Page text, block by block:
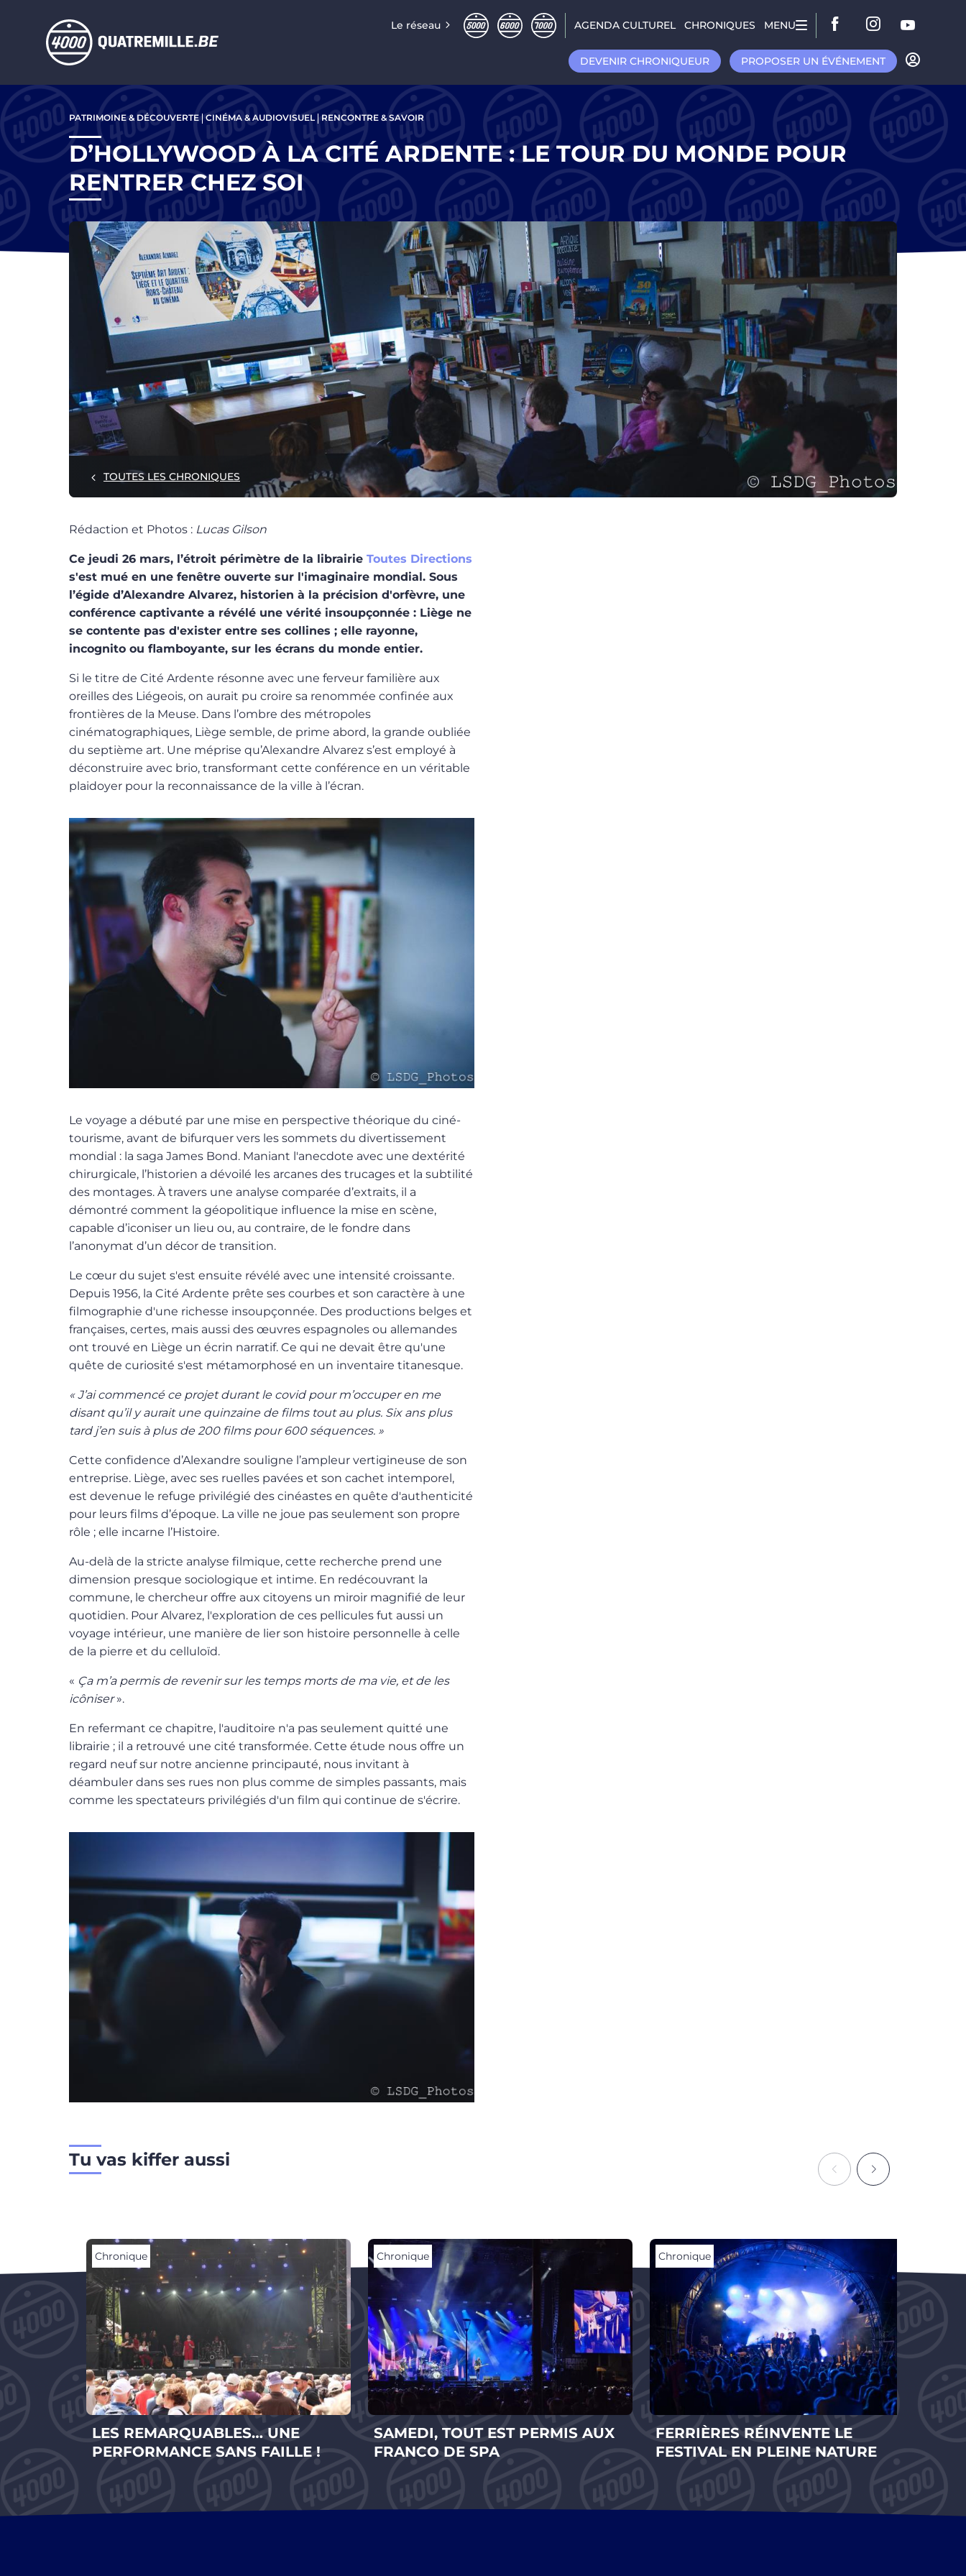
Le réseau AGENDA CULTUREL CHRONIQUES MENU
DEVENIR CHRONIQUEUR PROPOSER UN ÉVÉNEMENT
Aller
au
contenu
principal
PATRIMOINE & DÉCOUVERTE CINÉMA & AUDIOVISUEL RENCONTRE & SAVOIR
D’HOLLYWOOD À LA CITÉ ARDENTE : LE TOUR DU MONDE POUR
RENTRER CHEZ SOI
TOUTES LES CHRONIQUES
Rédaction et Photos : Lucas Gilson
Ce jeudi 26 mars, l’étroit périmètre de la librairie Toutes Directions
s'est mué en une fenêtre ouverte sur l'imaginaire mondial. Sous
l’égide d’Alexandre Alvarez, historien à la précision d'orfèvre, une
conférence captivante a révélé une vérité insoupçonnée : Liège ne
se contente pas d'exister entre ses collines ; elle rayonne,
incognito ou flamboyante, sur les écrans du monde entier.
Si le titre de Cité Ardente résonne avec une ferveur familière aux
oreilles des Liégeois, on aurait pu croire sa renommée confinée aux
frontières de la Meuse. Dans l’ombre des métropoles
cinématographiques, Liège semble, de prime abord, la grande oubliée
du septième art. Une méprise qu’Alexandre Alvarez s’est employé à
déconstruire avec brio, transformant cette conférence en un véritable
plaidoyer pour la reconnaissance de la ville à l’écran.
Le voyage a débuté par une mise en perspective théorique du ciné-
tourisme, avant de bifurquer vers les sommets du divertissement
mondial : la saga James Bond. Maniant l'anecdote avec une dextérité
chirurgicale, l’historien a dévoilé les arcanes des trucages et la subtilité
des montages. À travers une analyse comparée d’extraits, il a
démontré comment la géopolitique influence la mise en scène,
capable d’iconiser un lieu ou, au contraire, de le fondre dans
l’anonymat d’un décor de transition.
Le cœur du sujet s'est ensuite révélé avec une intensité croissante.
Depuis 1956, la Cité Ardente prête ses courbes et son caractère à une
filmographie d'une richesse insoupçonnée. Des productions belges et
françaises, certes, mais aussi des œuvres espagnoles ou allemandes
ont trouvé en Liège un écrin narratif. Ce qui ne devait être qu'une
quête de curiosité s'est métamorphosé en un inventaire titanesque.
« J’ai commencé ce projet durant le covid pour m’occuper en me
disant qu’il y aurait une quinzaine de films tout au plus. Six ans plus
tard j’en suis à plus de 200 films pour 600 séquences. »
Cette confidence d’Alexandre souligne l’ampleur vertigineuse de son
entreprise. Liège, avec ses ruelles pavées et son cachet intemporel,
est devenue le refuge privilégié des cinéastes en quête d'authenticité
pour leurs films d’époque. La ville ne joue pas seulement son propre
rôle ; elle incarne l’Histoire.
Au-delà de la stricte analyse filmique, cette recherche prend une
dimension presque sociologique et intime. En redécouvrant la
commune, le chercheur offre aux citoyens un miroir magnifié de leur
quotidien. Pour Alvarez, l'exploration de ces pellicules fut aussi un
voyage intérieur, une manière de lier son histoire personnelle à celle
de la pierre et du celluloïd.
« Ça m’a permis de revenir sur les temps morts de ma vie, et de les
icôniser».
En refermant ce chapitre, l'auditoire n'a pas seulement quitté une
librairie ; il a retrouvé une cité transformée. Cette étude nous offre un
regard neuf sur notre ancienne principauté, nous invitant à
déambuler dans ses rues non plus comme de simples passants, mais
comme les spectateurs privilégiés d'un film qui continue de s'écrire.
Tu vas kiffer aussi
Chronique
LES REMARQUABLES… UNE
PERFORMANCE SANS FAILLE !
Chronique
SAMEDI, TOUT EST PERMIS AUX
FRANCO DE SPA
Chronique
FERRIÈRES RÉINVENTE LE
FESTIVAL EN PLEINE NATURE